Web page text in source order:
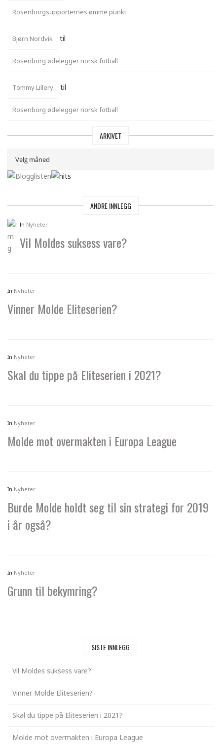
Rosenborgsupporternes ømme punkt
Bjørn Nordvik til
Rosenborg ødelegger norsk fotball
Tommy Lillery til
Rosenborg ødelegger norsk fotball
ARKIVET
ANDRE INNLEGG
In Nyheter
Vil Moldes suksess vare?
In Nyheter
Vinner Molde Eliteserien?
In Nyheter
Skal du tippe på Eliteserien i 2021?
In Nyheter
Molde mot overmakten i Europa League
In Nyheter
Burde Molde holdt seg til sin strategi for 2019
i år også?
In Nyheter
Grunn til bekymring?
SISTE INNLEGG
Vil Moldes suksess vare?
Vinner Molde Eliteserien?
Skal du tippe på Eliteserien i 2021?
Molde mot overmakten i Europa League